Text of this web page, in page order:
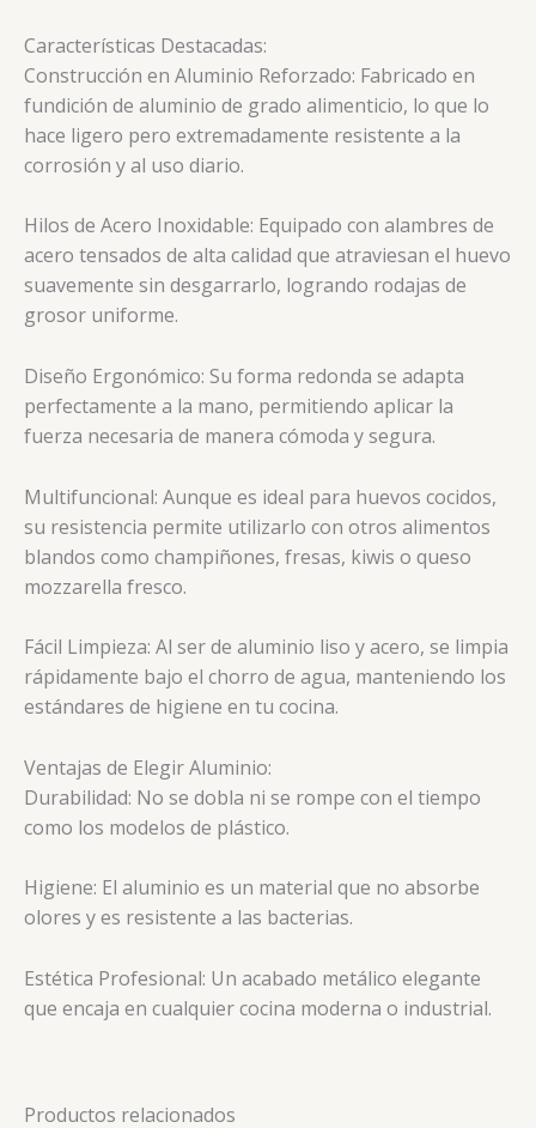
Características Destacadas:
Construcción en Aluminio Reforzado: Fabricado en
fundición de aluminio de grado alimenticio, lo que lo
hace ligero pero extremadamente resistente a la
corrosión y al uso diario.
Hilos de Acero Inoxidable: Equipado con alambres de
acero tensados de alta calidad que atraviesan el huevo
suavemente sin desgarrarlo, logrando rodajas de
grosor uniforme.
Diseño Ergonómico: Su forma redonda se adapta
perfectamente a la mano, permitiendo aplicar la
fuerza necesaria de manera cómoda y segura.
Multifuncional: Aunque es ideal para huevos cocidos,
su resistencia permite utilizarlo con otros alimentos
blandos como champiñones, fresas, kiwis o queso
mozzarella fresco.
Fácil Limpieza: Al ser de aluminio liso y acero, se limpia
rápidamente bajo el chorro de agua, manteniendo los
estándares de higiene en tu cocina.
Ventajas de Elegir Aluminio:
Durabilidad: No se dobla ni se rompe con el tiempo
como los modelos de plástico.
Higiene: El aluminio es un material que no absorbe
olores y es resistente a las bacterias.
Estética Profesional: Un acabado metálico elegante
que encaja en cualquier cocina moderna o industrial.
Productos relacionados